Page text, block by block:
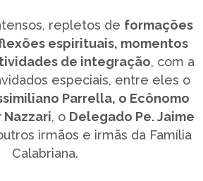
repletos de formações
espirituais, momentos
de integração, com a
especiais, entre eles o
Parrella, o Ecônomo
Nazzari, o Delegado Pe. Jaime
irmãos e irmãs da Família
Calabriana.